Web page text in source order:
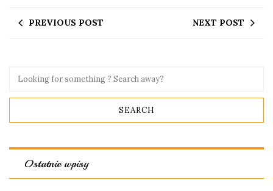
PREVIOUS POST NEXT POST
Ostatnie wpisy